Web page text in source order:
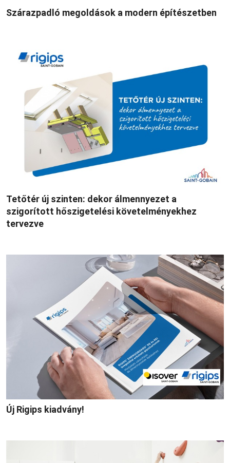
Szárazpadló megoldások a modern építészetben
Tetőtér új szinten: dekor álmennyezet a
szigorított hőszigetelési követelményekhez
tervezve
Új Rigips kiadvány!